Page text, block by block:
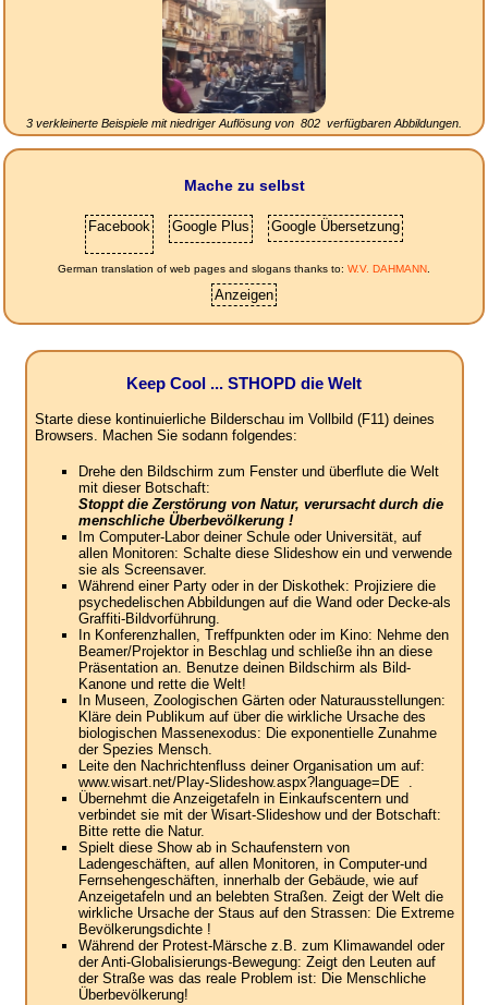
3 verkleinerte Beispiele mit niedriger Auflösung von 802 verfügbaren Abbildungen.
Mache zu selbst
Facebook Google Plus Google Übersetzung
German translation of web pages and slogans thanks to: W.V. DAHMANN.
Anzeigen
Keep Cool ... STHOPD die Welt
Starte diese kontinuierliche Bilderschau im Vollbild (F11) deines
Browsers. Machen Sie sodann folgendes:
Drehe den Bildschirm zum Fenster und überflute die Welt
mit dieser Botschaft:
Stoppt die Zerstörung von Natur, verursacht durch die
menschliche Überbevölkerung !
Im Computer-Labor deiner Schule oder Universität, auf
allen Monitoren: Schalte diese Slideshow ein und verwende
sie als Screensaver.
Während einer Party oder in der Diskothek: Projiziere die
psychedelischen Abbildungen auf die Wand oder Decke-als
Graffiti-Bildvorführung.
In Konferenzhallen, Treffpunkten oder im Kino: Nehme den
Beamer/Projektor in Beschlag und schließe ihn an diese
Präsentation an. Benutze deinen Bildschirm als Bild-
Kanone und rette die Welt!
In Museen, Zoologischen Gärten oder Naturausstellungen:
Kläre dein Publikum auf über die wirkliche Ursache des
biologischen Massenexodus: Die exponentielle Zunahme
der Spezies Mensch.
Leite den Nachrichtenfluss deiner Organisation um auf:
www.wisart.net/Play-Slideshow.aspx?language=DE .
Übernehmt die Anzeigetafeln in Einkaufscentern und
verbindet sie mit der Wisart-Slideshow und der Botschaft:
Bitte rette die Natur.
Spielt diese Show ab in Schaufenstern von
Ladengeschäften, auf allen Monitoren, in Computer-und
Fernsehengeschäften, innerhalb der Gebäude, wie auf
Anzeigetafeln und an belebten Straßen. Zeigt der Welt die
wirkliche Ursache der Staus auf den Strassen: Die Extreme
Bevölkerungsdichte !
Während der Protest-Märsche z.B. zum Klimawandel oder
der Anti-Globalisierungs-Bewegung: Zeigt den Leuten auf
der Straße was das reale Problem ist: Die Menschliche
Überbevölkerung!